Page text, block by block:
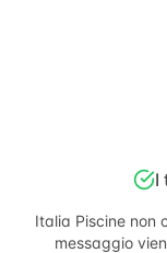
I
Italia Piscinenon
messaggio